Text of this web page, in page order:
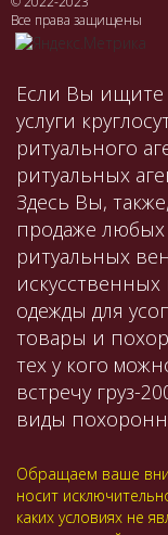
Все права защищены
Если Вы ищите
услуги
ритуального
ритуальных
Здесь Вы,
продаже
ритуальных
одежды для
товары и
тех у кого
встречу груз-
виды
Обращаем ваше
носит
каких условиях не